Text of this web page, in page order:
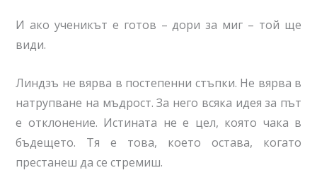
И ако ученикът е готов – дори за миг – той ще
види.
Линдзъ не вярва в постепенни стъпки. Не вярва в
натрупване на мъдрост. За него всяка идея за път
е отклонение. Истината не е цел, която чака в
бъдещето. Тя е това, което остава, когато
престанеш да се стремиш.